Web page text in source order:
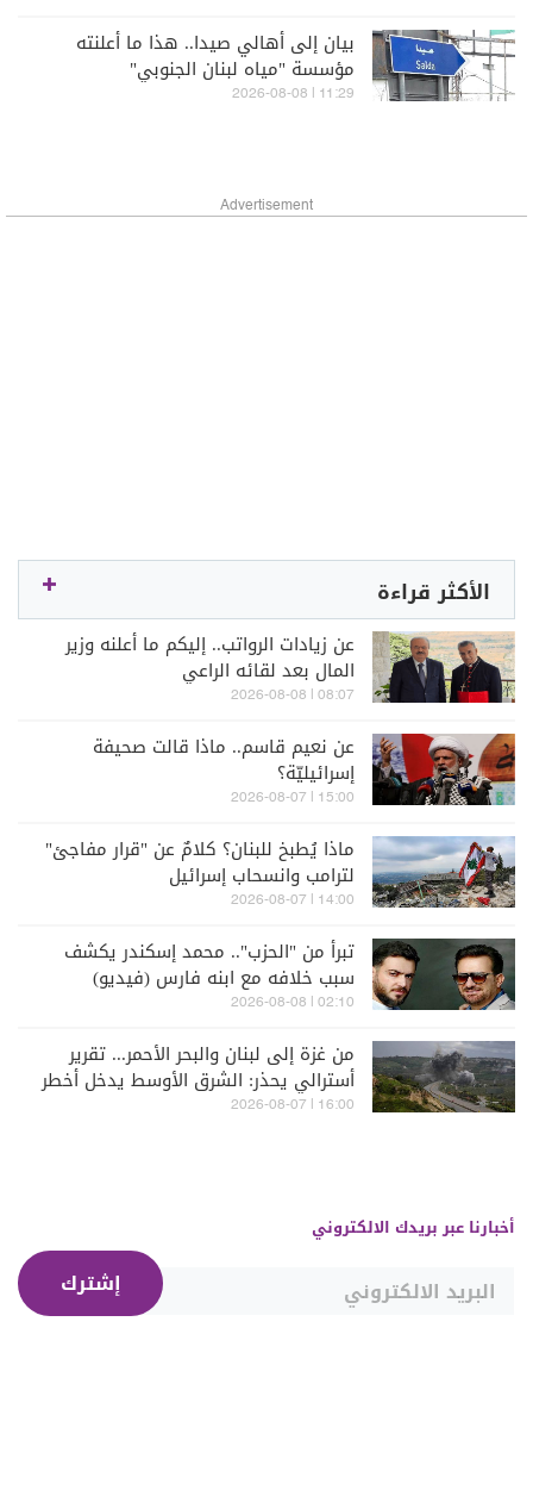
بيان إلى أهالي صيدا.. هذا ما أعلنته
مؤسسة "مياه لبنان الجنوبي"
11:29 | 2026-08-08
Advertisement
الأكثر قراءة
عن زيادات الرواتب.. إليكم ما أعلنه وزير
المال بعد لقائه الراعي
08:07 | 2026-08-08
عن نعيم قاسم.. ماذا قالت صحيفة
إسرائيليّة؟
15:00 | 2026-08-07
ماذا يُطبخ للبنان؟ كلامٌ عن "قرار مفاجئ"
لترامب وانسحاب إسرائيل
14:00 | 2026-08-07
تبرأ من "الحزب".. محمد إسكندر يكشف
سبب خلافه مع ابنه فارس (فيديو)
02:10 | 2026-08-08
من غزة إلى لبنان والبحر الأحمر... تقرير
أسترالي يحذر: الشرق الأوسط يدخل أخطر
مراحله
16:00 | 2026-08-07
أخبارنا عبر بريدك الالكتروني
إشترك